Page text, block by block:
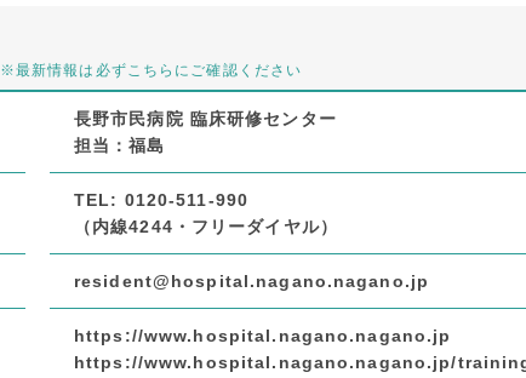
※最新情報は必ずこちらにご確認ください
長野市民病院 臨床研修センター
担当：福島
TEL: 0120-511-990
（内線4244・フリーダイヤル）
resident@hospital.nagano.nagano.jp
https://www.hospital.nagano.nagano.jp
https://www.hospital.nagano.nagano.jp/